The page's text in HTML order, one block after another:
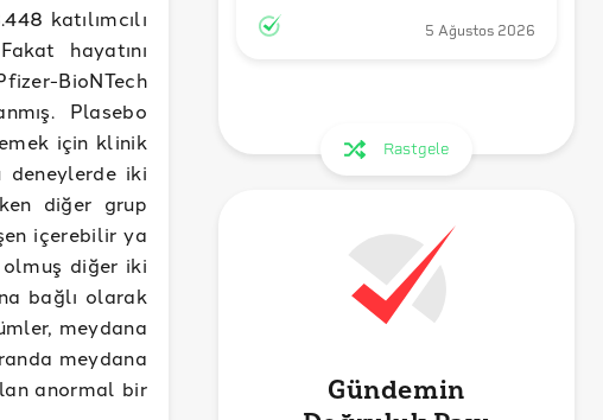
katılımcılı
hayatını
BioNTech
Plasebo
için klinik
deneylerde iki
diğer grup
içerebilir ya
diğer iki
bağlı olarak
meydana
meydana
anormal bir
5 Ağustos 2026
Rastgele
Gündemin